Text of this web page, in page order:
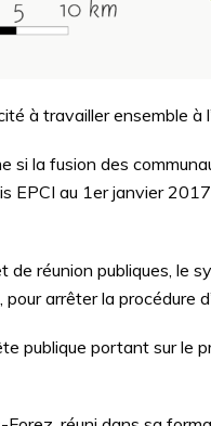
à travailler ensemble à
la fusion des
EPCI au 1er janvier
réunion publiques, le
arrêter la procédure
publique portant sur le